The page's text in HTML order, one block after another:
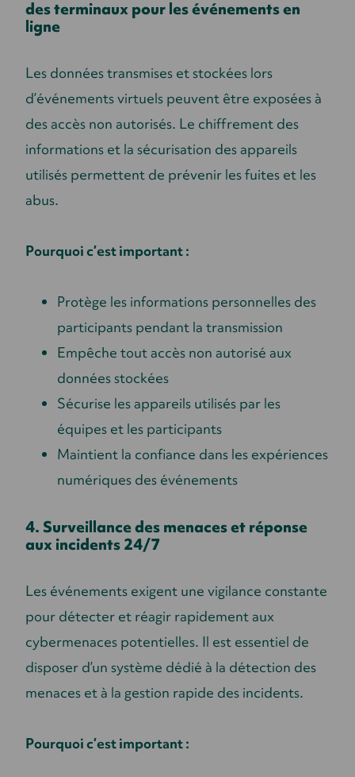
des terminaux pour les événements en
ligne
Les données transmises et stockées lors
d’événements virtuels peuvent être exposées à
des accès non autorisés. Le chiffrement des
informations et la sécurisation des appareils
utilisés permettent de prévenir les fuites et les
abus.
Pourquoi c’est important :
Protège les informations personnelles des
participants pendant la transmission
Empêche tout accès non autorisé aux
données stockées
Sécurise les appareils utilisés par les
équipes et les participants
Maintient la confiance dans les expériences
numériques des événements
4. Surveillance des menaces et réponse
aux incidents 24/7
Les événements exigent une vigilance constante
pour détecter et réagir rapidement aux
cybermenaces potentielles. Il est essentiel de
disposer d’un système dédié à la détection des
menaces et à la gestion rapide des incidents.
Pourquoi c’est important :